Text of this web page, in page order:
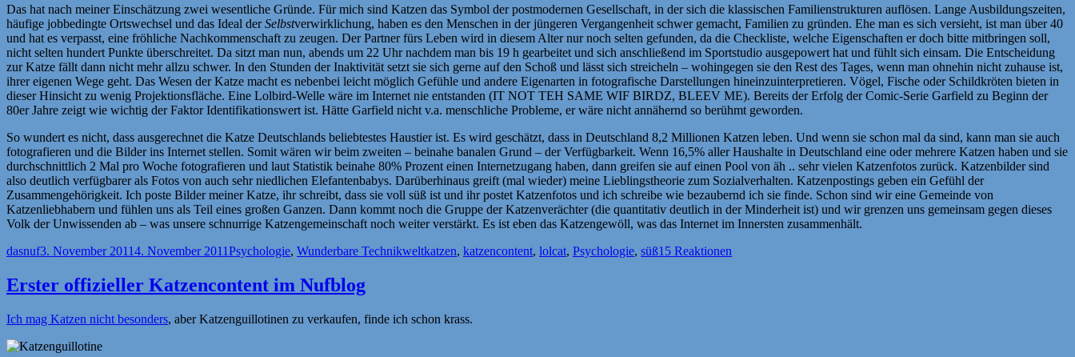
Das hat nach meiner Einschätzung zwei wesentliche Gründe. Für mich sind Katzen das Symbol der postmodernen Gesellschaft, in der sich die klassischen Familienstrukturen auflösen. Lange Ausbildungszeiten,
häufige jobbedingte Ortswechsel und das Ideal derSelbstverwirklichung, haben es den Menschen in der jüngeren Vergangenheit schwer gemacht, Familien zu gründen. Ehe man es sich versieht, ist man über 40
und hat es verpasst, eine fröhliche Nachkommenschaft zu zeugen. Der Partner fürs Leben wird in diesem Alter nur noch selten gefunden, da die Checkliste, welche Eigenschaften er doch bitte mitbringen soll,
nicht selten hundert Punkte überschreitet. Da sitzt man nun, abends um 22 Uhr nachdem man bis 19 h gearbeitet und sich anschließend im Sportstudio ausgepowert hat und fühlt sich einsam. Die Entscheidung
zur Katze fällt dann nicht mehr allzu schwer. In den Stunden der Inaktivität setzt sie sich gerne auf den Schoß und lässt sich streicheln – wohingegen sie den Rest des Tages, wenn man ohnehin nicht zuhause ist,
ihrer eigenen Wege geht. Das Wesen der Katze macht es nebenbei leicht möglich Gefühle und andere Eigenarten in fotografische Darstellungen hineinzuinterpretieren. Vögel, Fische oder Schildkröten bieten in
dieser Hinsicht zu wenig Projektionsfläche. Eine Lolbird-Welle wäre im Internet nie entstanden (IT NOT TEH SAME WIF BIRDZ, BLEEV ME). Bereits der Erfolg der Comic-Serie Garfield zu Beginn der
80er Jahre zeigt wie wichtig der Faktor Identifikationswert ist. Hätte Garfield nicht v.a. menschliche Probleme, er wäre nicht annähernd so berühmt geworden.
So wundert es nicht, dass ausgerechnet die Katze Deutschlands beliebtestes Haustier ist. Es wird geschätzt, dass in Deutschland 8,2 Millionen Katzen leben. Und wenn sie schon mal da sind, kann man sie auch
fotografieren und die Bilder ins Internet stellen. Somit wären wir beim zweiten – beinahe banalen Grund – der Verfügbarkeit. Wenn 16,5% aller Haushalte in Deutschland eine oder mehrere Katzen haben und sie
durchschnittlich 2 Mal pro Woche fotografieren und laut Statistik beinahe 80% Prozent einen Internetzugang haben, dann greifen sie auf einen Pool von äh .. sehr vielen Katzenfotos zurück. Katzenbilder sind
also deutlich verfügbarer als Fotos von auch sehr niedlichen Elefantenbabys. Darüberhinaus greift (mal wieder) meine Lieblingstheorie zum Sozialverhalten. Katzenpostings geben ein Gefühl der
Zusammengehörigkeit. Ich poste Bilder meiner Katze, ihr schreibt, dass sie voll süß ist und ihr postet Katzenfotos und ich schreibe wie bezaubernd ich sie finde. Schon sind wir eine Gemeinde von
Katzenliebhabern und fühlen uns als Teil eines großen Ganzen. Dann kommt noch die Gruppe der Katzenverächter (die quantitativ deutlich in der Minderheit ist) und wir grenzen uns gemeinsam gegen dieses
Volk der Unwissenden ab – was unsere schnurrige Katzengemeinschaft noch weiter verstärkt. Es ist eben das Katzengewöll, was das Internet im Innersten zusammenhält.
Autor
dasnufVeröffentlicht
3. November 20114. November 2011Kategorien
Psychologie, Wunderbare TechnikweltSchlagwörter
katzen, katzencontent, lolcat, Psychologie, süß15 Reaktionen
Erster offizieller Katzencontent im Nufblog
Ich mag Katzen nicht besonders, aber Katzenguillotinen zu verkaufen, finde ich schon krass.